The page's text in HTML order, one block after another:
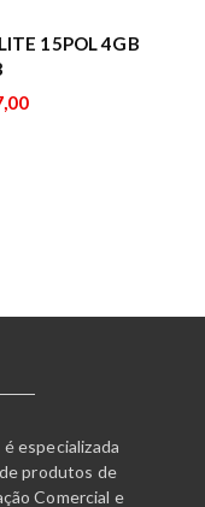
15POL 4GB
é especializada
produtos de
Comercial e